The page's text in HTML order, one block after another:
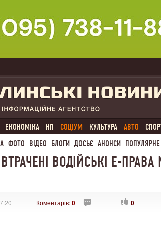
ЕКОНОМІКА НП СОЦІУМ КУЛЬТУРА АВТО
ФОТО ВІДЕО БЛОГИ ДОСЬЄ АНОНСИ ПОПУЛЯРНЕ
ВОДІЙСЬКІ Е-
Коментарів:0 0